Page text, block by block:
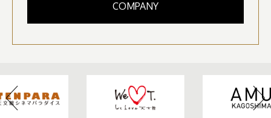
COMPANY